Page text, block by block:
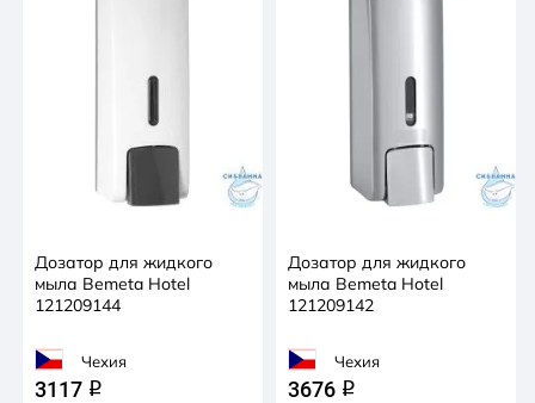
Дозатор для жидкого
мыла Bemeta Hotel
121209144
Чехия
3117 q
Дозатор для жидкого
мыла Bemeta Hotel
121209142
Чехия
3676 q